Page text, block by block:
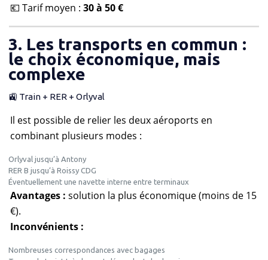
💶 Tarif moyen :30 à 50 €
3. Les transports en commun :
le choix économique, mais
complexe
🚉 Train + RER + Orlyval
Il est possible de relier les deux aéroports en
combinant plusieurs modes :
Orlyval jusqu’à Antony
RER B jusqu’à Roissy CDG
Éventuellement une navette interne entre terminaux
Avantages : solution la plus économique (moins de 15
€).
Inconvénients :
Nombreuses correspondances avec bagages